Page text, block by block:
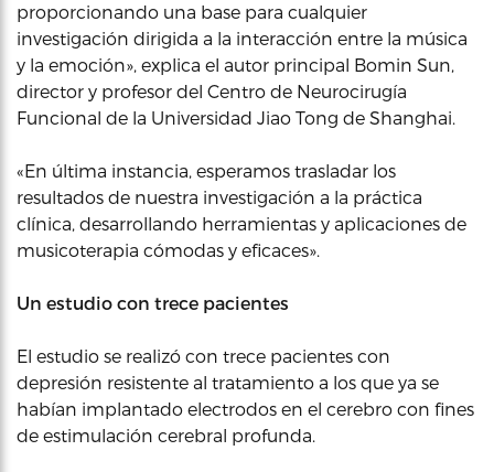
proporcionando una base para cualquier
investigación dirigida a la interacción entre la música
y la emoción», explica el autor principal Bomin Sun,
director y profesor del Centro de Neurocirugía
Funcional de la Universidad Jiao Tong de Shanghai.
«En última instancia, esperamos trasladar los
resultados de nuestra investigación a la práctica
clínica, desarrollando herramientas y aplicaciones de
musicoterapia cómodas y eficaces».
Un estudio con trece pacientes
El estudio se realizó con trece pacientes con
depresión resistente al tratamiento a los que ya se
habían implantado electrodos en el cerebro con fines
de estimulación cerebral profunda.